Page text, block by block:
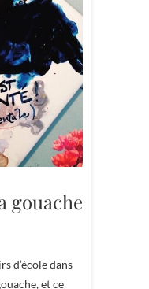
gouache
d’école dans
et ce